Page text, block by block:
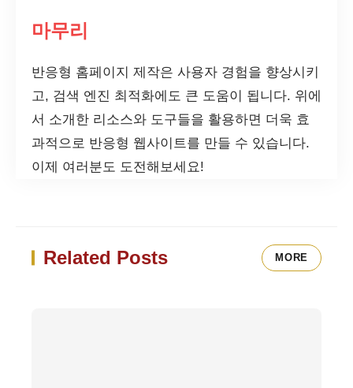
마무리
반응형 홈페이지 제작은 사용자 경험을 향상시키
고, 검색 엔진 최적화에도 큰 도움이 됩니다. 위에
서 소개한 리소스와 도구들을 활용하면 더욱 효
과적으로 반응형 웹사이트를 만들 수 있습니다.
이제 여러분도 도전해보세요!
Related Posts MORE